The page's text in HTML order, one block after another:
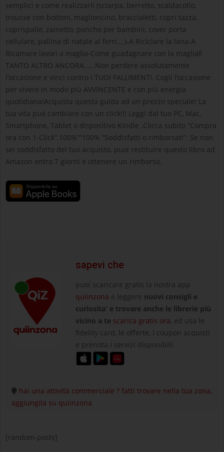
semplici e come realizzarli (sciarpa, berretto, scaldacollo,
trousse con bottoni, maglioncino, braccialetti, copri tazza,
coprispalle, zainetto, poncho per bambini, cover porta
cellulare, pallina di natale ai ferri….)-A Riciclare la lana-A
Ricamare lavori a maglia-Come guadagnare con la magliaE
TANTO ALTRO ANCORA……Non perdere assolutamente
l’occasione e vinci contro I TUOI FALLIMENTI. Cogli l’occasione
per vivere in modo più AVVINCENTE e con più energia
quotidiana!Acquista questa guida ad un prezzo speciale! La
tua vita può cambiare con un click!!! Leggi dal tuo PC, Mac,
Smartphone, Tablet o dispositivo Kindle .Clicca subito ”Compra
ora con 1-Click”.100%””100% ”Soddisfatti o rimborsati”: Se non
sei soddisfatto del tuo acquisto, puoi restituire questo libro ad
Amazon entro 7 giorni e ottenere un rimborso.
sapevi che
puoi scaricare gratis la nostra app
quiinzona e leggere nuovi consigli e
curiosita' e trovare anche le librerie più
vicino a te scarica gratis ora, ed usa le
fidelity card, le offerte, i coupon acquisti
e prenota i servizi disponibili
hai una attività commerciale ? fatti trovare nella tua zona,
aggiungila su quiinzona
[random-posts]